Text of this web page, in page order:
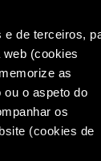
e de terceiros,
(cookies
as
ou o aspeto do
os
(cookies de